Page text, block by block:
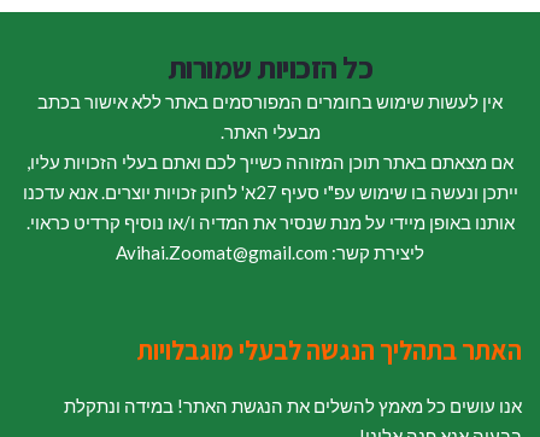
כל הזכויות שמורות
אין לעשות שימוש בחומרים המפורסמים באתר ללא אישור בכתב
מבעלי האתר.
אם מצאתם באתר תוכן המזוהה כשייך לכם ואתם בעלי הזכויות עליו,
ייתכן ונעשה בו שימוש עפ"י סעיף 27א' לחוק זכויות יוצרים. אנא עדכנו
אותנו באופן מיידי על מנת שנסיר את המדיה ו/או נוסיף קרדיט כראוי.
ליצירת קשר: Avihai.Zoomat@gmail.com
האתר בתהליך הנגשה לבעלי מוגבלויות
אנו עושים כל מאמץ להשלים את הנגשת האתר! במידה ונתקלת